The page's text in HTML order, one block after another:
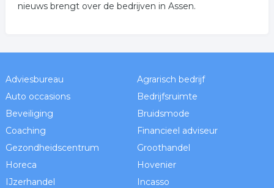
nieuws brengt over de bedrijven in Assen.
Adviesbureau
Agrarisch bedrijf
Auto occasions
Bedrijfsruimte
Beveiliging
Bruidsmode
Coaching
Financieel adviseur
Gezondheidscentrum
Groothandel
Horeca
Hovenier
IJzerhandel
Incasso